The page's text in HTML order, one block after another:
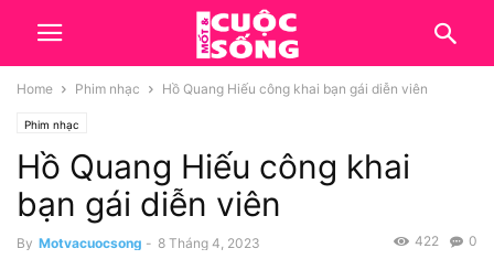
Home Phim nhạc Hồ Quang Hiếu công khai bạn gái diễn viên
Phim nhạc
Hồ Quang Hiếu công khai
bạn gái diễn viên
By Motvacuocsong - 8 Tháng 4, 2023 0
422